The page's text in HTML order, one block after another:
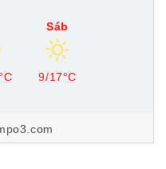
Sáb
9/17°C